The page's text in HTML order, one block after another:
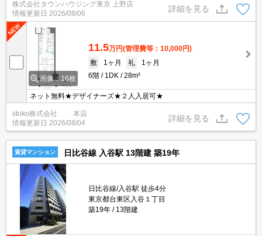
株式会社タウンハウジング東京 上野店
情報更新日 2026/08/06
詳細を見る
画像：16枚
11.5万円(管理費等：10,000円)
敷
1ヶ月 礼
1ヶ月
6階
1DK 28m²
ネット無料★デザイナーズ★２人入居可★
iitoko株式会社 本店
情報更新日 2026/08/04
詳細を見る
賃貸マンション 日比谷線 入谷駅 13階建 築19年
日比谷線/入谷駅 徒歩4分
東京都台東区入谷１丁目
築19年
13階建